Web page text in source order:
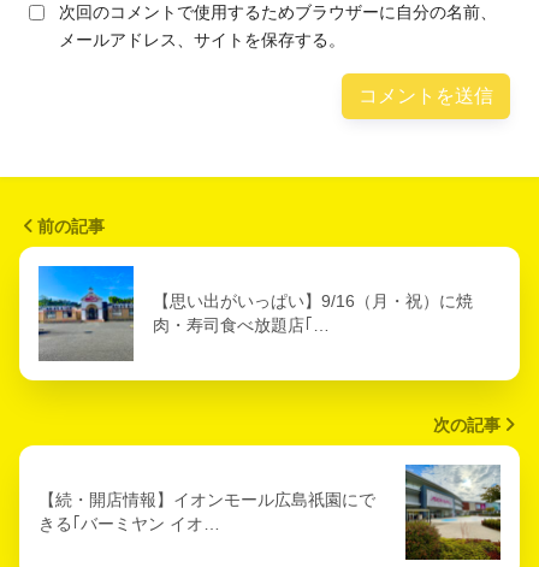
次回のコメントで使用するためブラウザーに自分の名前、
メールアドレス、サイトを保存する。
前の記事
【思い出がいっぱい】9/16（月・祝）に焼
肉・寿司食べ放題店｢…
次の記事
【続・開店情報】イオンモール広島祇園にで
きる｢バーミヤン イオ…